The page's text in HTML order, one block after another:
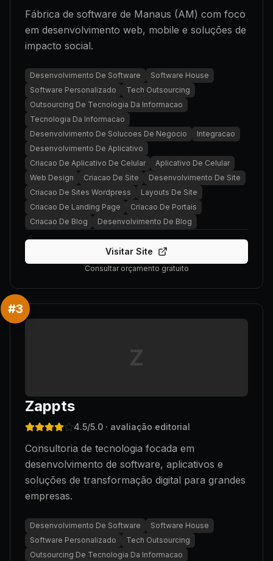
Fábrica de software de Manaus (AM) com foco
em desenvolvimento web, mobile e soluções de
impacto social.
Desenvolvimento De Software
Software House
Software Personalizado
Tech Outsourcing
Outsourcing De Tecnologia Da Informacao
Tecnologia Da Informacao
Desenvolvimento De Solucoes De Negocio
Integracao
Desenvolvimento De Aplicativo
Criacao De Aplicativo De Celular
Aplicativo De Celular
Web Design
Criacao De Site
Desenvolvimento De Site
Criacao De Sites Wordpress
Layouts De Site
Criacao De Landing Page
Criacao De Portais
Criacao De Blog
Desenvolvimento De Blog
Visitar Site
Consultar orçamento gratuito
#3
Z
Zappts
4.5/5.0 · avaliação editorial
Consultoria de tecnologia focada em
desenvolvimento de software, aplicativos e
soluções de transformação digital para grandes
empresas.
Desenvolvimento De Software
Software House
Software Personalizado
Tech Outsourcing
Outsourcing De Tecnologia Da Informacao